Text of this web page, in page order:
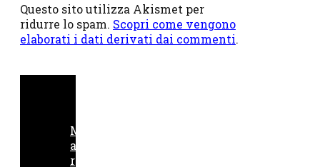
Questo sito utilizza Akismet per
ridurre lo spam. Scopri come vengono
elaborati i dati derivati dai commenti.
M
a
r